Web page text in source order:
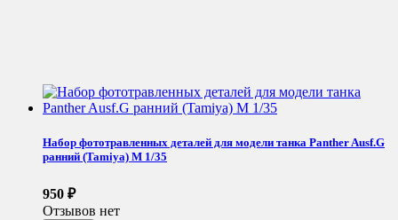
Набор фототравленных деталей для модели танка Panther Ausf.G
ранний (Tamiya) М 1/35
950 ₽
Отзывов нет